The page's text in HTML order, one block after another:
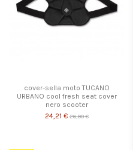
cover-sella moto TUCANO
URBANO cool fresh seat cover
nero scooter
24,21 € 26,90 €